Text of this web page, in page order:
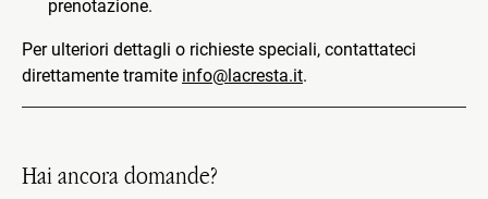
prenotazione.
Per ulteriori dettagli o richieste speciali, contattateci
direttamente tramite info@lacresta.it.
Hai ancora domande?